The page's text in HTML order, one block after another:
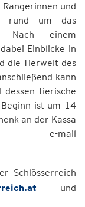
und
rund um das
Nach einem
Einblicke in
die Tierwelt des
kann
dessen tierische
ist um 14
an der Kassa
e-mail
Schlösserreich
und